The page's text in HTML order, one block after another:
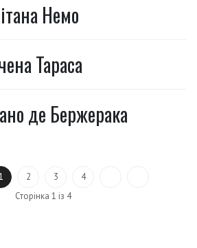
Немо
Тараса
де Бержерака
2 3
4
Сторінка 1 із 4